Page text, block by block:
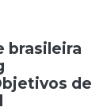
brasileira
de